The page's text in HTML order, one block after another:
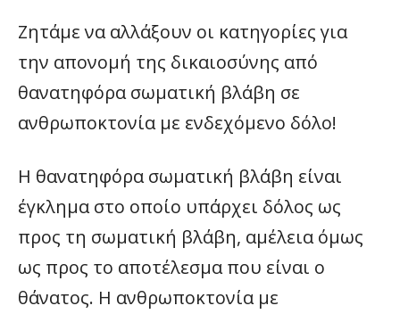
Ζητάμε να αλλάξουν οι κατηγορίες για
την απονομή της δικαιοσύνης από
θανατηφόρα σωματική βλάβη σε
ανθρωποκτονία με ενδεχόμενο δόλο!
Η θανατηφόρα σωματική βλάβη είναι
έγκλημα στο οποίο υπάρχει δόλος ως
προς τη σωματική βλάβη, αμέλεια όμως
ως προς το αποτέλεσμα που είναι ο
θάνατος. Η ανθρωποκτονία με